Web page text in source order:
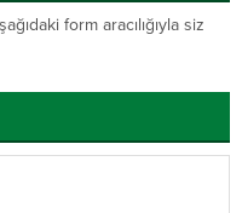
form aracılığıyla siz